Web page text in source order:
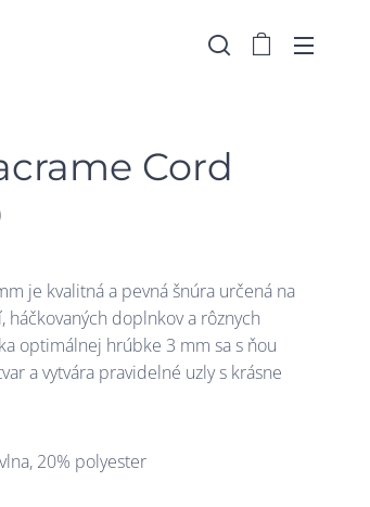
Cord
je kvalitná a pevná šnúra určená na
doplnkov a rôznych
optimálnej hrúbke 3 mm sa s ňou
a vytvára pravidelné uzly s krásne
20% polyester